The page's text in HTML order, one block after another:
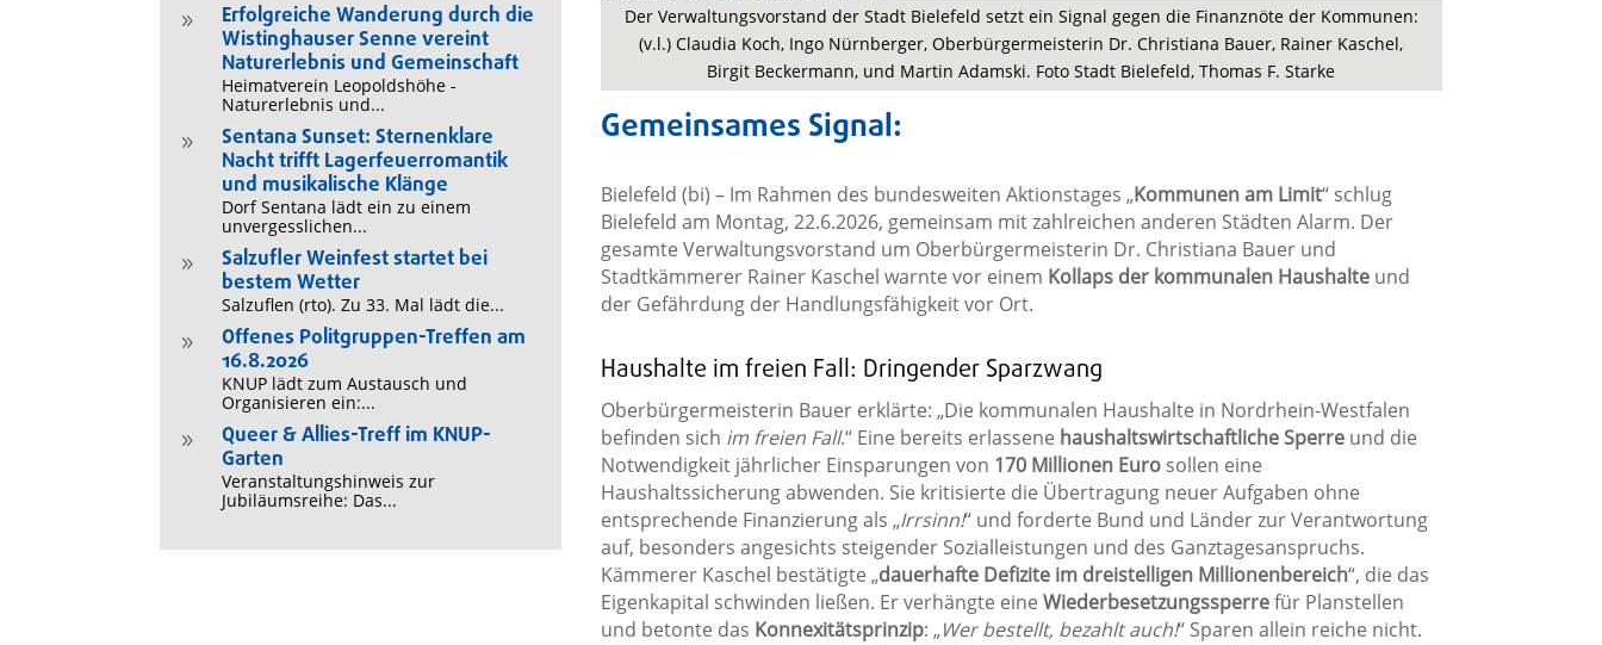
9
Erfolgreiche Wanderung durch die
Wistinghauser Senne vereint
Naturerlebnis und Gemeinschaft
Heimatverein Leopoldshöhe -
Naturerlebnis und...
9
Sentana Sunset: Sternenklare
Nacht trifft Lagerfeuerromantik
und musikalische Klänge
Dorf Sentana lädt ein zu einem
unvergesslichen...
9
Salzufler Weinfest startet bei
bestem Wetter
Salzuflen (rto). Zu 33. Mal lädt die...
9
Offenes Politgruppen-Treffen am
16.8.2026
KNUP lädt zum Austausch und
Organisieren ein:...
9
Queer & Allies-Treff im KNUP-
Garten
Veranstaltungshinweis zur
Jubiläumsreihe: Das...
Der Verwaltungsvorstand der Stadt Bielefeld setzt ein Signal gegen die Finanznöte der Kommunen:
(v.l.) Claudia Koch, Ingo Nürnberger, Oberbürgermeisterin Dr. Christiana Bauer, Rainer Kaschel,
Birgit Beckermann, und Martin Adamski. Foto Stadt Bielefeld, Thomas F. Starke
Gemeinsames Signal:
Bielefeld (bi) – Im Rahmen des bundesweiten Aktionstages „Kommunen am Limit“ schlug
Bielefeld am Montag, 22.6.2026, gemeinsam mit zahlreichen anderen Städten Alarm. Der
gesamte Verwaltungsvorstand um Oberbürgermeisterin Dr. Christiana Bauer und
Stadtkämmerer Rainer Kaschel warnte vor einem Kollaps der kommunalen Haushalteund
der Gefährdung der Handlungsfähigkeit vor Ort.
Haushalte im freien Fall: Dringender Sparzwang
Oberbürgermeisterin Bauer erklärte: „Die kommunalen Haushalte in Nordrhein-Westfalen
befinden sich im freien Fall.“ Eine bereits erlassene haushaltswirtschaftliche Sperreund die
Notwendigkeit jährlicher Einsparungen von 170 Millionen Eurosollen eine
Haushaltssicherung abwenden. Sie kritisierte die Übertragung neuer Aufgaben ohne
entsprechende Finanzierung als „Irrsinn!“ und forderte Bund und Länder zur Verantwortung
auf, besonders angesichts steigender Sozialleistungen und des Ganztagesanspruchs.
Kämmerer Kaschel bestätigte „dauerhafte Defizite im dreistelligen Millionenbereich“, die das
Eigenkapital schwinden ließen. Er verhängte eine Wiederbesetzungssperrefür Planstellen
und betonte das Konnexitätsprinzip: „Wer bestellt, bezahlt auch!“ Sparen allein reiche nicht.